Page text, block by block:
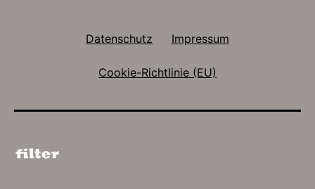
Datenschutz Impressum
Cookie-Richtlinie (EU)